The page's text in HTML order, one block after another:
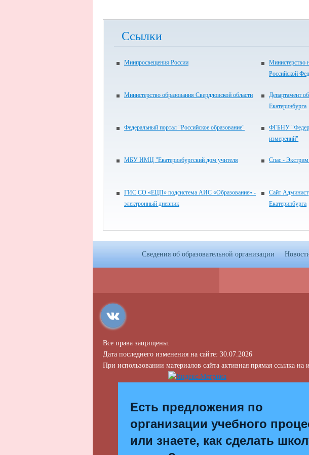
Ссылки
Минпросвещения России
Министерство
Российской
Министерство образования Свердловской области
Департамент
Екатеринбурга
Федеральный портал "Российское образование"
ФГБНУ
измерений"
МБУ ИМЦ "Екатеринбургский дом учителя Спас - Экстрим
ГИС СО «ЕЦП» подсистема АИС «Образование» -
электронный дневник
Сайт
Екатеринбурга
Сведения об образовательной организации
Все права защищены.
Дата последнего изменения на сайте: 30.07.2026
При использовании материалов сайта активная прямая ссылка на
Есть предложения по
организации учебного
или знаете, как сделать